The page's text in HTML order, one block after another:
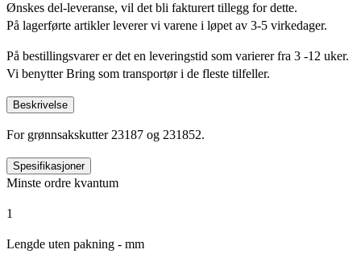
Ønskes del-leveranse, vil det bli fakturert tillegg for dette.
På lagerførte artikler leverer vi varene i løpet av 3-5 virkedager.
På bestillingsvarer er det en leveringstid som varierer fra 3 -12 uker.
Vi benytter Bring som transportør i de fleste tilfeller.
Beskrivelse
For grønnsakskutter 23187 og 231852.
Spesifikasjoner
Minste ordre kvantum
1
Lengde uten pakning - mm